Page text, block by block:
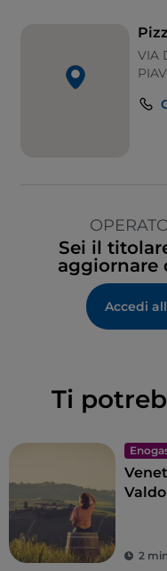
VIA
Sei il
aggiornare
Accedi
Ti
2